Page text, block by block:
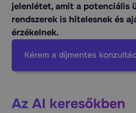
jelenlétet, amit a potenciális
rendszerek is hitelesnek és
érzékelnek.
Kérem a díjmentes
Az AI keresőkben